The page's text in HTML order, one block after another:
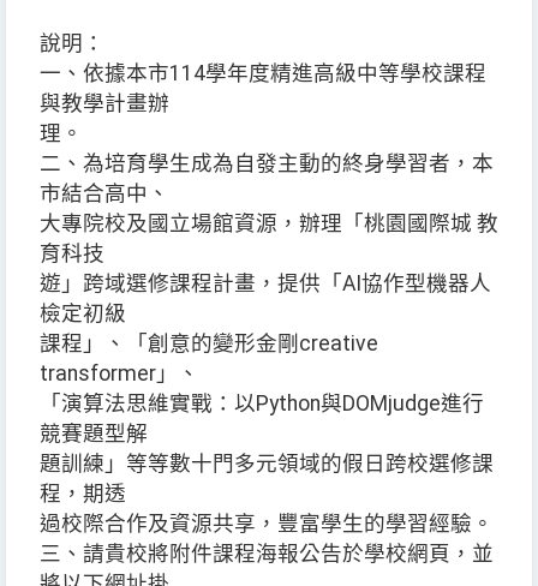
說明：
一、依據本市114學年度精進高級中等學校課程
與教學計畫辦
理。
二、為培育學生成為自發主動的終身學習者，本
市結合高中、
大專院校及國立場館資源，辦理「桃園國際城 教
育科技
遊」跨域選修課程計畫，提供「AI協作型機器人
檢定初級
課程」、「創意的變形金剛creative
transformer」、
「演算法思維實戰：以Python與DOMjudge進行
競賽題型解
題訓練」等等數十門多元領域的假日跨校選修課
程，期透
過校際合作及資源共享，豐富學生的學習經驗。
三、請貴校將附件課程海報公告於學校網頁，並